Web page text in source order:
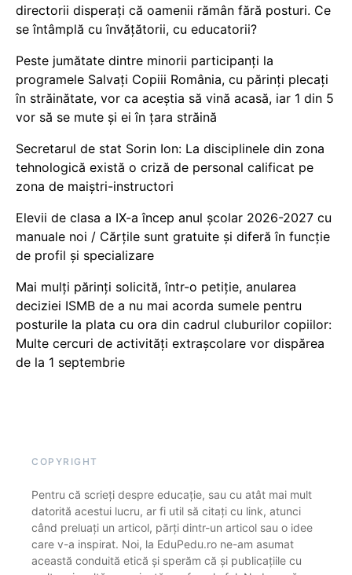
directorii disperați că oamenii rămân fără posturi. Ce
se întâmplă cu învățătorii, cu educatorii?
Peste jumătate dintre minorii participanți la
programele Salvați Copiii România, cu părinți plecați
în străinătate, vor ca aceștia să vină acasă, iar 1 din 5
vor să se mute și ei în țara străină
Secretarul de stat Sorin Ion: La disciplinele din zona
tehnologică există o criză de personal calificat pe
zona de maiștri-instructori
Elevii de clasa a IX-a încep anul școlar 2026-2027 cu
manuale noi / Cărțile sunt gratuite și diferă în funcție
de profil și specializare
Mai mulți părinți solicită, într-o petiție, anularea
deciziei ISMB de a nu mai acorda sumele pentru
posturile la plata cu ora din cadrul cluburilor copiilor:
Multe cercuri de activități extrașcolare vor dispărea
de la 1 septembrie
COPYRIGHT
Pentru că scrieți despre educație, sau cu atât mai mult
datorită acestui lucru, ar fi util să citați cu link, atunci
când preluați un articol, părți dintr-un articol sau o idee
care v-a inspirat. Noi, la EduPedu.ro ne-am asumat
această conduită etică și sperăm că și publicațiile cu